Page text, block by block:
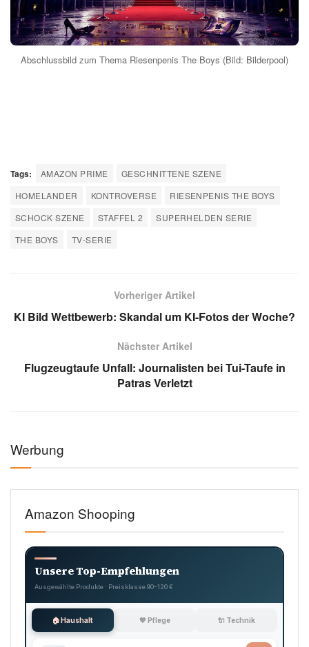
Abschlussbild zum Thema Riesenpenis The Boys (Bild: Bilderpool)
Tags: AMAZON PRIME
GESCHNITTENE SZENE
HOMELANDER
KONTROVERSE
RIESENPENIS THE BOYS
SCHOCK SZENE
STAFFEL 2
SUPERHELDEN SERIE
THE BOYS
TV-SERIE
Vorheriger Artikel
KI Bild Wettbewerb: Skandal um KI-Fotos der Woche?
Nächster Artikel
Flugzeugtaufe Unfall: Journalisten bei Tui-Taufe in
Patras Verletzt
Werbung
Amazon Shooping
Unsere Top-Empfehlungen
Ausgewählte Produkte · Preisklasse 90–120 €
🏠 Haushalt 💖 Pflege 🔌 Technik